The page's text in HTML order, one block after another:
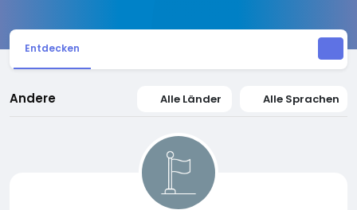
Entdecken
Andere Alle Länder Alle Sprachen